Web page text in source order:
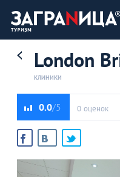
London
КЛИНИКИ
0.0 0 оценок